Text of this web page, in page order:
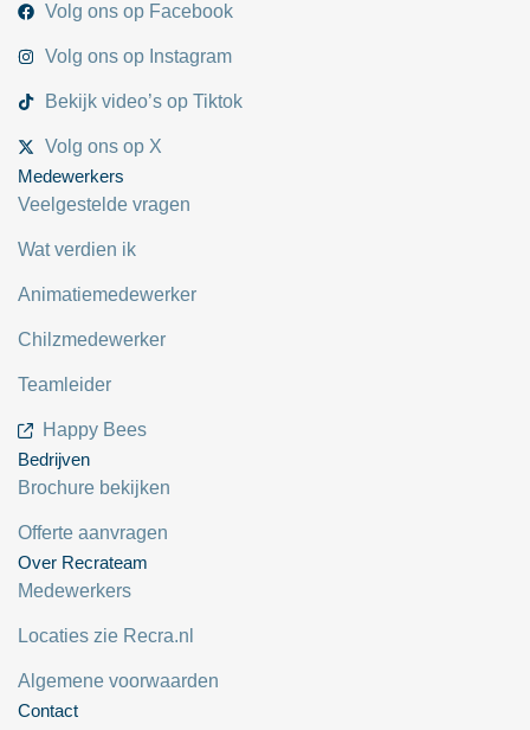
Volg ons op Facebook
Volg ons op Instagram
Bekijk video’s op Tiktok
Volg ons op X
Medewerkers
Veelgestelde vragen
Wat verdien ik
Animatiemedewerker
Chilzmedewerker
Teamleider
Happy Bees
Bedrijven
Brochure bekijken
Offerte aanvragen
Over Recrateam
Medewerkers
Locaties zie Recra.nl
Algemene voorwaarden
Contact